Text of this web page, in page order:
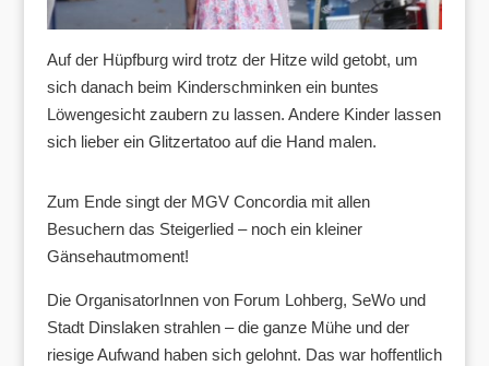
Auf der Hüpfburg wird trotz der Hitze wild getobt, um
sich danach beim Kinderschminken ein buntes
Löwengesicht zaubern zu lassen. Andere Kinder lassen
sich lieber ein Glitzertatoo auf die Hand malen.
Zum Ende singt der MGV Concordia mit allen
Besuchern das Steigerlied – noch ein kleiner
Gänsehautmoment!
Die OrganisatorInnen von Forum Lohberg, SeWo und
Stadt Dinslaken strahlen – die ganze Mühe und der
riesige Aufwand haben sich gelohnt. Das war hoffentlich